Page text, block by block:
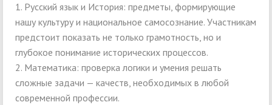
1. Русский язык и История: предметы, формирующие
нашу культуру и национальное самосознание. Участникам
предстоит показать не только грамотность, но и
глубокое понимание исторических процессов.
2. Математика: проверка логики и умения решать
сложные задачи — качеств, необходимых в любой
современной профессии.